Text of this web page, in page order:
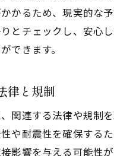
かるため、現実的な
とチェックし、安心
できます。
律と規制
関連する法律や規制
や耐震性を確保する
影響を与える可能性